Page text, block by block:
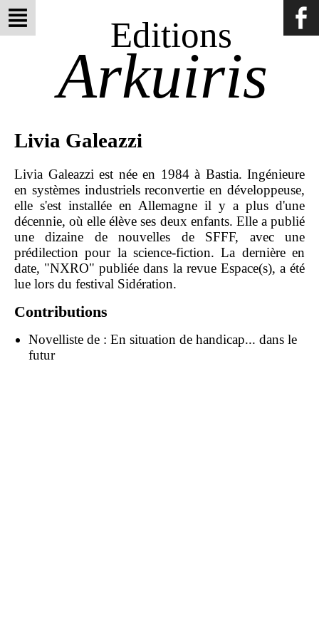
Editions
Arkuiris
Livia Galeazzi
Livia Galeazzi est née en 1984 à Bastia. Ingénieure
en systèmes industriels reconvertie en développeuse,
elle s'est installée en Allemagne il y a plus d'une
décennie, où elle élève ses deux enfants. Elle a publié
une dizaine de nouvelles de SFFF, avec une
prédilection pour la science-fiction. La dernière en
date, "NXRO" publiée dans la revue Espace(s), a été
lue lors du festival Sidération.
Contributions
Novelliste de : En situation de handicap... dans le
futur